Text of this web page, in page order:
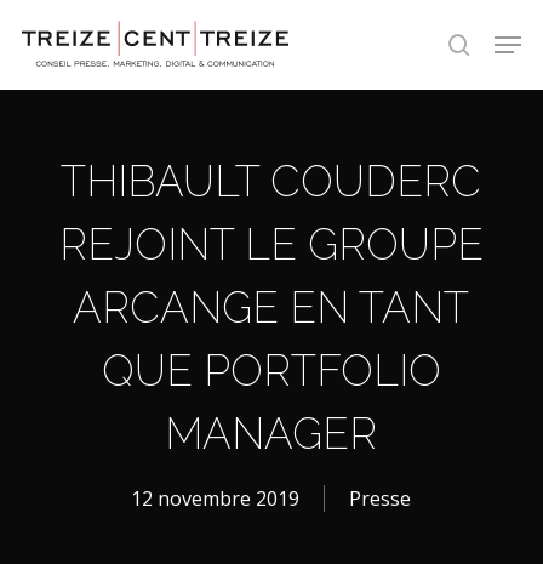
search
THIBAULT COUDERC
REJOINT LE GROUPE
ARCANGE EN TANT
QUE PORTFOLIO
MANAGER
12 novembre 2019 Presse